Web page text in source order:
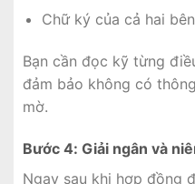
Chữ ký của cả hai
Bạn cần đọc kỹ từng
đảm bảo không có
mờ.
Bước 4: Giải ngân và
Ngay sau khi hợp đồng